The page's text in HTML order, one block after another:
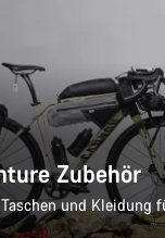
Zubehör
und Kleidung